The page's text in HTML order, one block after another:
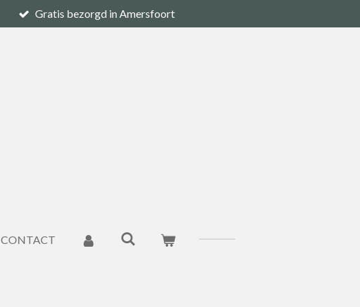
Gratis bezorgd in Amersfoort
CONTACT